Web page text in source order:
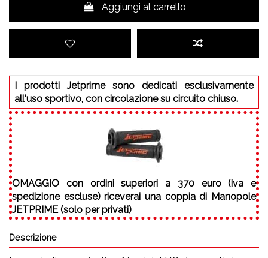
Aggiungi al carrello
I prodotti Jetprime sono dedicati esclusivamente
all'uso sportivo, con circolazione su circuito chiuso.
OMAGGIO con ordini superiori a 370 euro (iva e
spedizione escluse) riceverai una coppia di Manopole
JETPRIME (solo per privati)
Descrizione